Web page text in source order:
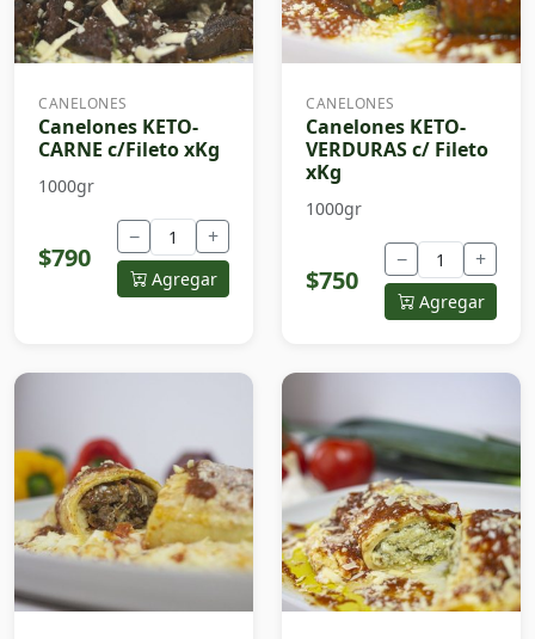
CANELONES
Canelones KETO-
CARNE c/Fileto xKg
1000gr
$790
− +
Agregar
CANELONES
Canelones KETO-
VERDURAS c/ Fileto
xKg
1000gr
$750
− +
Agregar